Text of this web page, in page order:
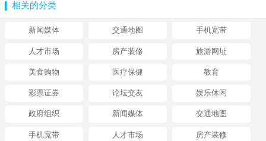
相关的分类
新闻媒体 交通地图 手机宽带
人才市场 房产装修 旅游网址
美食购物 医疗保健 教育
彩票证券 论坛交友 娱乐休闲
政府组织 新闻媒体 交通地图
手机宽带 人才市场 房产装修